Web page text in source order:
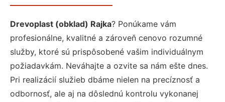
Drevoplast (obklad) Rajka? Ponúkame vám
profesionálne, kvalitné a zároveň cenovo rozumné
služby, ktoré sú prispôsobené vašim individuálnym
požiadavkám. Neváhajte a ozvite sa nám ešte dnes.
Pri realizácií služieb dbáme nielen na precíznosť a
odbornosť, ale aj na dôslednú kontrolu vykonanej